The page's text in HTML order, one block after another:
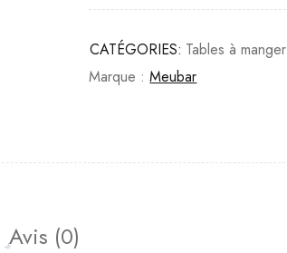
CATÉGORIES: Tables à manger
Marque :Meubar
Avis (0)